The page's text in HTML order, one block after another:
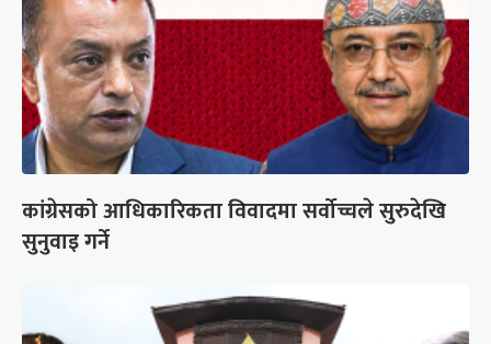
कांग्रेसको आधिकारिकता विवादमा सर्वोच्चले सुरुदेखि
सुनुवाइ गर्ने